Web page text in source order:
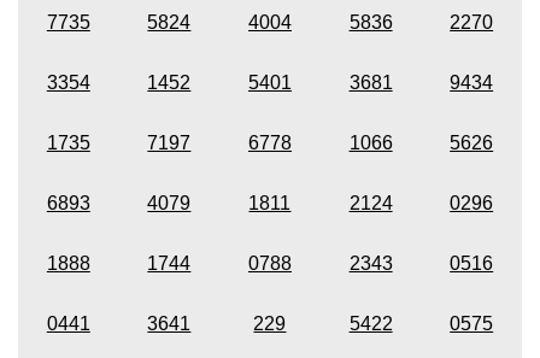
7735 5824 4004 5836 2270
3354 1452 5401 3681 9434
1735 7197 6778 1066 5626
6893 4079 1811 2124 0296
1888 1744 0788 2343 0516
0441 3641 229 5422 0575